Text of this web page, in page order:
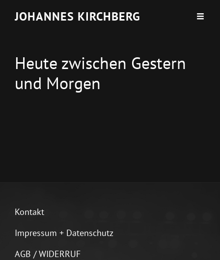
JOHANNES KIRCHBERG
Heute zwischen Gestern
und Morgen
Kontakt
Impressum + Datenschutz
AGB / WIDERRUF